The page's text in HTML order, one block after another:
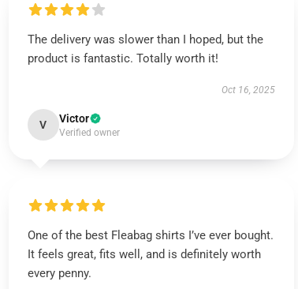
The delivery was slower than I hoped, but the
product is fantastic. Totally worth it!
Oct 16, 2025
V Victor
Verified owner
One of the best Fleabag shirts I’ve ever bought.
It feels great, fits well, and is definitely worth
every penny.